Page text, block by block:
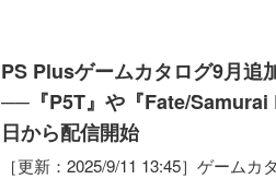
PS Plusゲームカタログ9月追
──『P5T』や『Fate/Samurai
日から配信開始
［更新：2025/9/11 13:45］ゲーム